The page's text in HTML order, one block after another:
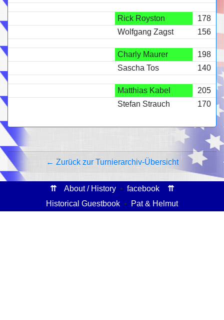
Rick Royston
178
Wolfgang Zagst
156
Charly Maurer
198
Sascha Tos
140
Matthias Kabel
205
Stefan Strauch
170
← Zurück zur Turnierarchiv-Übersicht
⇈ About / History • facebook
⇈
Historical Guestbook • Pat & Helmut